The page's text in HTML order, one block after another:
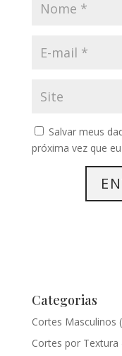
Salvar meus
próxima vez que
Categorias
Cortes Masculinos
Cortes por Textura